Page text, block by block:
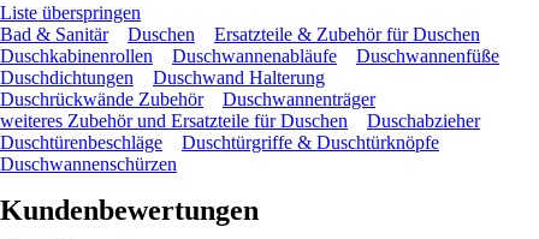
Liste überspringen
Bad & Sanitär
Duschen
Ersatzteile & Zubehör für Duschen
Duschkabinenrollen
Duschwannenabläufe
Duschwannenfüße
Duschdichtungen
Duschwand Halterung
Duschrückwände Zubehör
Duschwannenträger
weiteres Zubehör und Ersatzteile für Duschen
Duschabzieher
Duschtürenbeschläge
Duschtürgriffe & Duschtürknöpfe
Duschwannenschürzen
Kundenbewertungen